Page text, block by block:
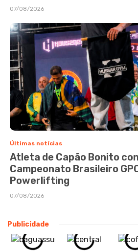
07/08/2026
Últimas notícias
Atleta de Capão Bonito
Campeonato Brasileiro
Powerlifting
07/08/2026
Publicidade